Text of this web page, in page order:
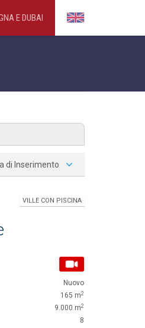
E DUBAI
di Inserimento
VILLE CON PISCINA
Nuovo
165 m2
9.000 m2
8